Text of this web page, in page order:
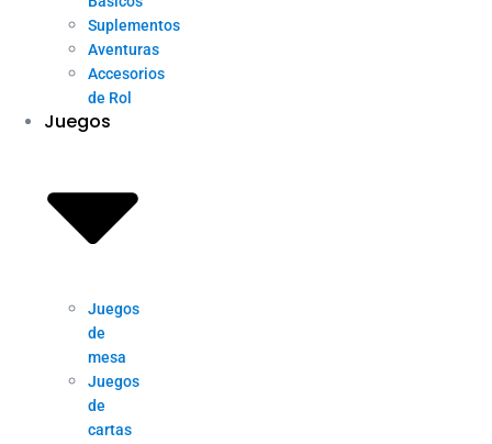
Suplementos
Aventuras
Accesorios
de Rol
Juegos
Juegos
de
mesa
Juegos
de
cartas